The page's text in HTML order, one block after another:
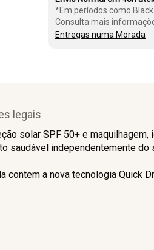
*Em períodos como
Consulta mais
Entregas numa Morada
legais
solar SPF 50+ e
saudável independentemente
a nova tecnologia Quick